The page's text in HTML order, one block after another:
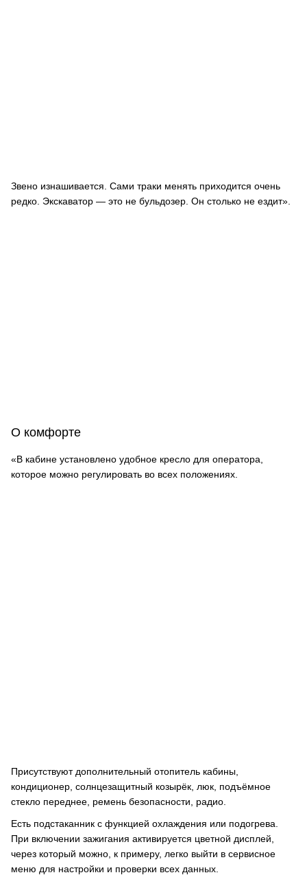
Звено изнашивается. Сами траки менять приходится очень
редко. Экскаватор — это не бульдозер. Он столько не ездит».
О комфорте
«В кабине установлено удобное кресло для оператора,
которое можно регулировать во всех положениях.
Присутствуют дополнительный отопитель кабины,
кондиционер, солнцезащитный козырёк, люк, подъёмное
стекло переднее, ремень безопасности, радио.
Есть подстаканник с функцией охлаждения или подогрева.
При включении зажигания активируется цветной дисплей,
через который можно, к примеру, легко выйти в сервисное
меню для настройки и проверки всех данных.